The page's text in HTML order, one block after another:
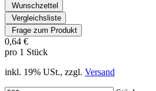
Wunschzettel
Vergleichsliste
Frage zum Produkt
0,64 €
pro 1 Stück
inkl. 19% USt., zzgl. Versand